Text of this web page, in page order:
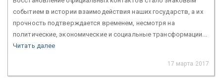
событием в истории взаимодействия наших государств, а их
прочность подтверждается временем, несмотря на
политические, экономические и социальные трансформации...
Читать далее
17 марта 2017